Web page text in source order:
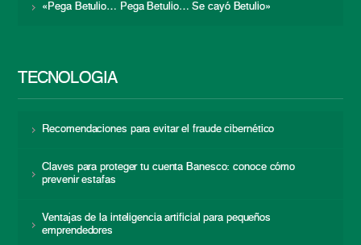
«Pega Betulio… Pega Betulio… Se cayó Betulio»
TECNOLOGÍA
Recomendaciones para evitar el fraude cibernético
Claves para proteger tu cuenta Banesco: conoce cómo
prevenir estafas
Ventajas de la inteligencia artificial para pequeños
emprendedores